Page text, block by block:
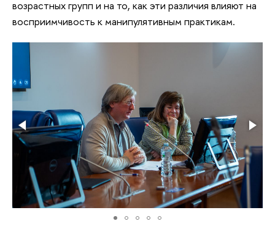
возрастных групп и на то, как эти различия влияют на
восприимчивость к манипулятивным практикам.